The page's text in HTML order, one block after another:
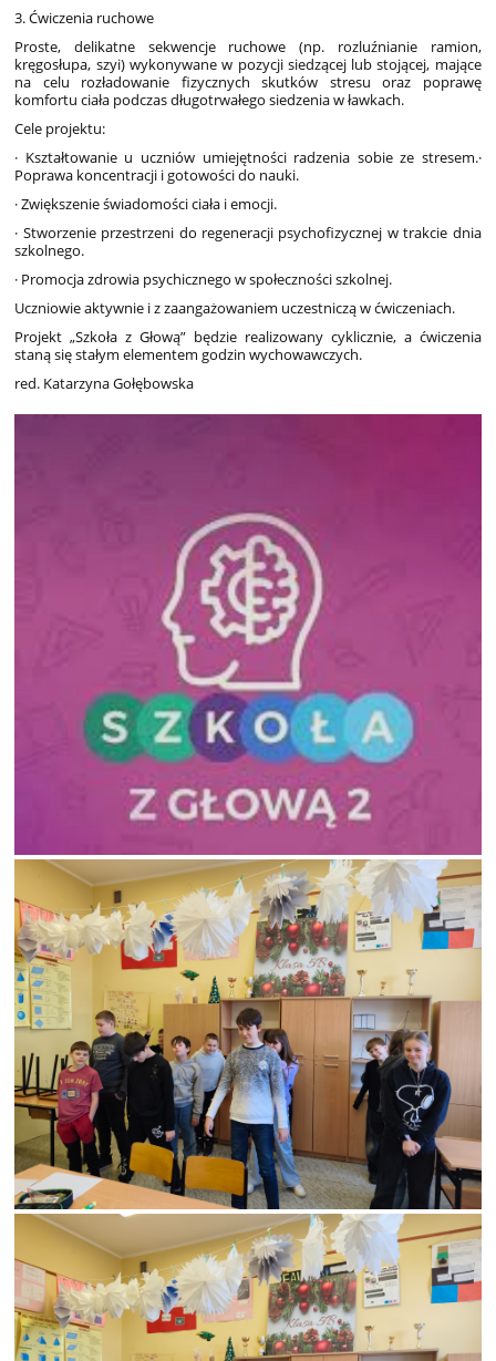
3. Ćwiczenia ruchowe
Proste, delikatne sekwencje ruchowe (np. rozluźnianie ramion,
kręgosłupa, szyi) wykonywane w pozycji siedzącej lub stojącej, mające
na celu rozładowanie fizycznych skutków stresu oraz poprawę
komfortu ciała podczas długotrwałego siedzenia w ławkach.
Cele projektu:
· Kształtowanie u uczniów umiejętności radzenia sobie ze stresem.·
Poprawa koncentracji i gotowości do nauki.
· Zwiększenie świadomości ciała i emocji.
· Stworzenie przestrzeni do regeneracji psychofizycznej w trakcie dnia
szkolnego.
· Promocja zdrowia psychicznego w społeczności szkolnej.
Uczniowie aktywnie i z zaangażowaniem uczestniczą w ćwiczeniach.
Projekt „Szkoła z Głową” będzie realizowany cyklicznie, a ćwiczenia
staną się stałym elementem godzin wychowawczych.
red. Katarzyna Gołębowska